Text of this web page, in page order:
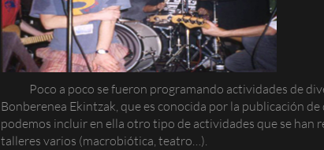
Poco a poco se fueron programando actividades de
Bonberenea Ekintzak, que es conocida por la publicación
podemos incluir en ella otro tipo de actividades que se han
talleres varios (macrobiótica, teatro…).